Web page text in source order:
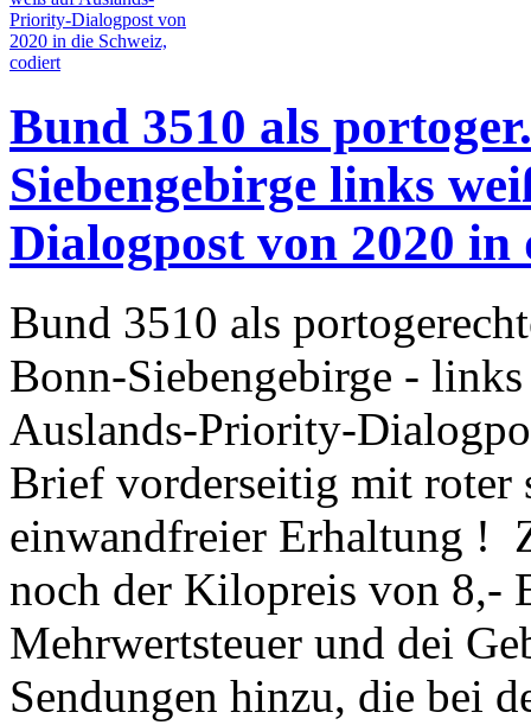
Bund 3510 als
Siebengebirge links
Dialogpost von 2020 in
Bund 3510 als
Bonn-Siebengebirge -
Auslands-Priority-
Brief vorderseitig mit roter
einwandfreier Erhaltung !
noch der Kilopreis von 8,-
Mehrwertsteuer und dei
Sendungen hinzu, die bei